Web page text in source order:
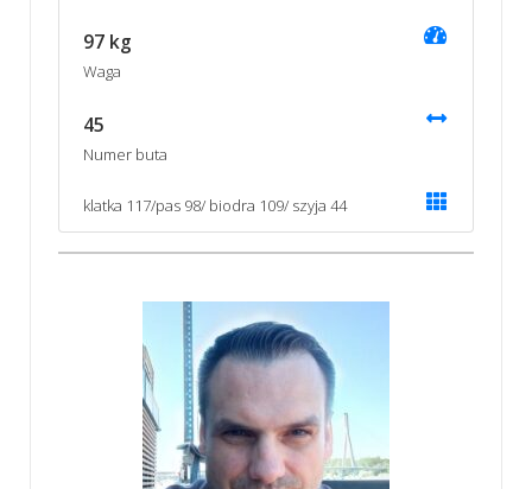
97 kg
Waga
45
Numer buta
klatka 117/pas 98/ biodra 109/ szyja 44